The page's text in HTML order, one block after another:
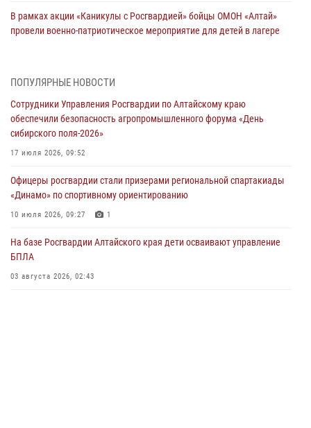
В рамках акции «Каникулы с Росгвардией» бойцы ОМОН «Алтай»
провели военно-патриотическое мероприятие для детей в лагере
акции «Коробка храбрости»
Сотрудники Росгвардии провели встречу с юными пограничниками
03 июля 2026, 04:03
Управление Росгвардии по Алтайскому краю провело для детей
02 июля 2026, 00:55
В краевом управлении вневедомственной охраны Росгвардии по
ПОПУЛЯРНЫЕ НОВОСТИ
Сотрудники Управления Росгвардии по Алтайскому краю
обеспечили безопасность агропромышленного форума «День
сибирского поля-2026»
17 июля 2026, 09:52
Офицеры росгвардии стали призерами региональной спартакиады
«Динамо» по спортивному ориентированию
10 июля 2026, 09:27 1
На базе Росгвардии Алтайского края дети осваивают управление
БПЛА
03 августа 2026, 02:43